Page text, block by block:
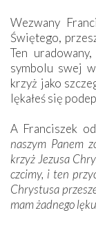
Wezwany
Świętego,
Ten
symbolu swej
krzyż jako
lękałeś się
A Franciszek
naszym Panem
krzyż Jezusa
czcimy, i ten
Chrystusa
mam żadnego